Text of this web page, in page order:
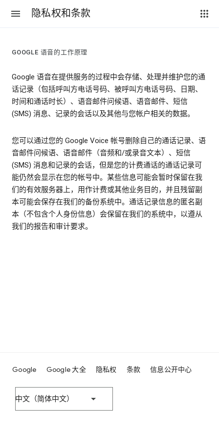
隐私权和条款
GOOGLE 语音的工作原理
Google 语音在提供服务的过程中会存储、处理并维护您的通
话记录（包括呼叫方电话号码、被呼叫方电话号码、日期、
时间和通话时长）、语音邮件问候语、语音邮件、短信
(SMS) 消息、记录的会话以及其他与您帐户相关的数据。
您可以通过您的 Google Voice 帐号删除自己的通话记录、语
音邮件问候语、语音邮件（音频和/或录音文本）、短信
(SMS) 消息和记录的会话，但是您的计费通话的通话记录可
能仍然会显示在您的帐号中。某些信息可能会暂时保留在我
们的有效服务器上，用作计费或其他业务目的，并且残留副
本可能会保存在我们的备份系统中。通话记录信息的匿名副
本（不包含个人身份信息）会保留在我们的系统中，以遵从
我们的报告和审计要求。
Google Google 大全 隐私权 条款 信息公开中心
中文（简体中文）